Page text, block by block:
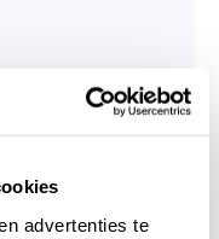
advertenties te